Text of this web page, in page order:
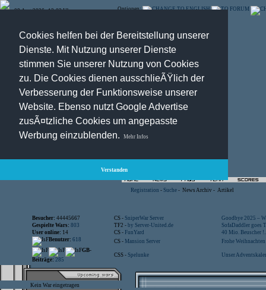
Cookies helfen bei der Bereitstellung unserer
Dienste. Mit Nutzung unserer Dienste
stimmen Sie unserer Nutzung von Cookies
zu. Die Cookies dienen ausschlieÃŸlich der
Verbesserung der Funktionsweise unserer
Website. Ebenso nutzt Google Advertise
zusÃ¤tzliche Cookies um angepasste
Werbung einzublenden.
Mehr Infos
Verstanden
08.Aug.2026 , 13:03 Uhr Optionen:
Registration - Suche - News Archiv - Artikel
Besucher: 44445667 CS - SniperWar Server
Goodbye 2025 –
Gespielte Wars: 803 TF2 - by Server-United.de
SofaDaddler goes
User online: 14 CS - FunYard
40 Mio. Beuscher
Benutzer: 618 CS - Mansion Server
Frohe
GB-
Beiträge: 285
CSS - Spelunke Unser
Kein War eingetragen